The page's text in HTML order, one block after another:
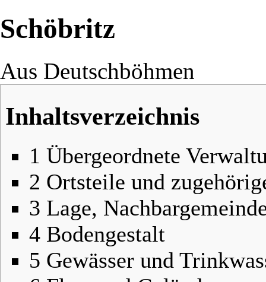
Schöbritz
Aus Deutschböhmen
Inhaltsverzeichnis
1 Übergeordnete
2 Ortsteile und
3 Lage,
4 Bodengestalt
5 Gewässer und